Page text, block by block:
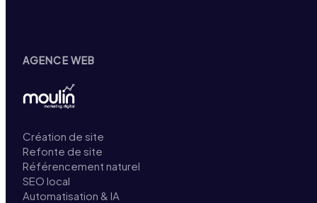
AGENCE WEB
Création de site
Refonte de site
Référencement naturel
SEO local
Automatisation & IA